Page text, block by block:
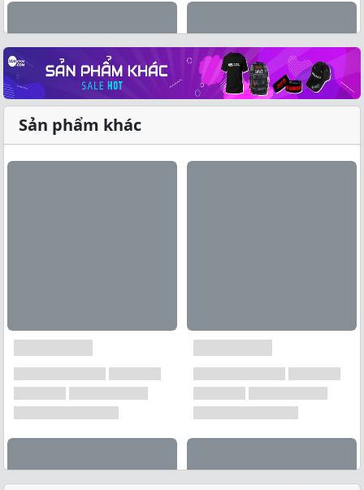
Xem tất cả →
Sản phẩm khác